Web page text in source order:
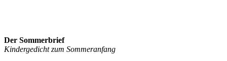
Der Sommerbrief
Kindergedicht zum Sommeranfang